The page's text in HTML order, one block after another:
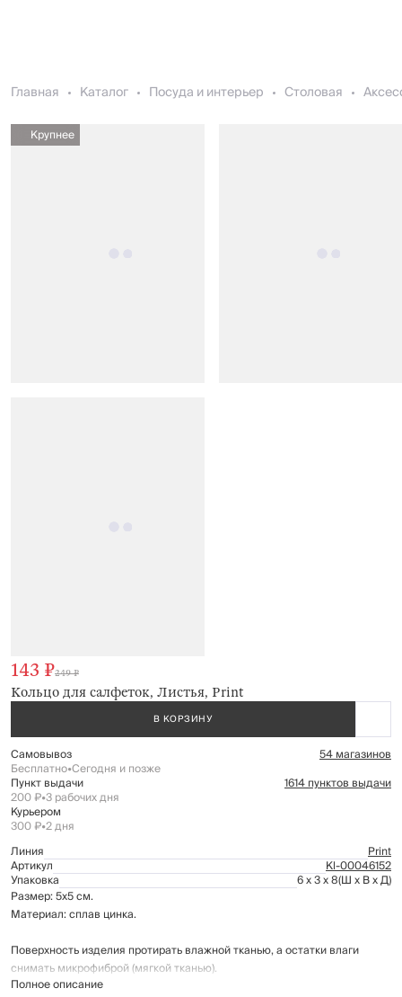
Главная Каталог Посуда и интерьер Столовая
Крупнее
Кольцо для салфеток, Листья, Print
143 ₽249 ₽
В КОРЗИНУ
Самовывоз 54 магазинов
Бесплатно•Сегодня и позже
Пункт выдачи 1614 пунктов выдачи
200 ₽•3 рабочих дня
Курьером
300 ₽•2 дня
Линия
Print
Артикул Kl-00046152
Упаковка 6 x 3 x 8(Ш x В x Д)
Размер: 5x5 см.
Материал: сплав цинка.
Поверхность изделия протирать влажной тканью, а остатки влаги
снимать микрофиброй (мягкой тканью).
Не использовать для ухода моющие и чистящие средства.
Полное описание